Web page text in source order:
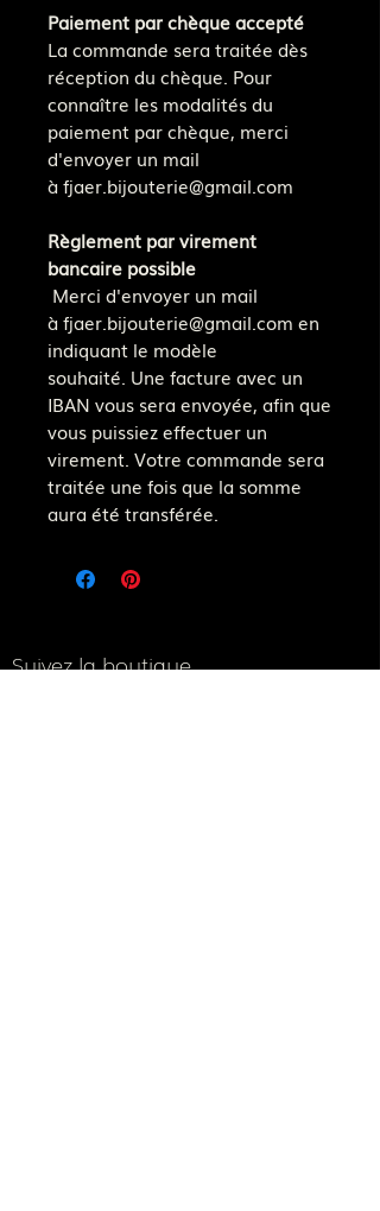
Paiement par chèque accepté
La commande sera traitée dès
réception du chèque. Pour
connaître les modalités du
paiement par chèque, merci
d'envoyer un mail
à fjaer.bijouterie@gmail.com
Règlement par virement
bancaire possible
Merci d'envoyer un mail
à fjaer.bijouterie@gmail.com en
indiquant le modèle
souhaité. Une facture avec un
IBAN vous sera envoyée, afin que
vous puissiez effectuer un
virement. Votre commande sera
traitée une fois que la somme
aura été transférée.
Suivez la boutique